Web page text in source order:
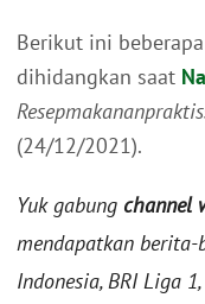
Berikut ini
dihidangkan saat
(24/12/2021).
Yuk gabung channel
mendapatkan
Indonesia, BRI Liga